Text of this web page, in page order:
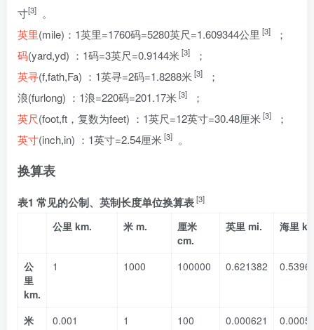
寸[3]
。
英里(mile)：1英里=1760码=5280英尺=1.609344公里 [3]
；
码(yard,yd) ：1码=3英尺=0.9144米[3]
；
英寻(f,fath,Fa) ：1英寻=2码=1.8288米[3]
；
浪(furlong) ：1浪=220码=201.17米[3]
；
英尺(foot,ft，复数为feet) ：1英尺=12英寸=30.48厘米[3]
；
英寸(inch,in) ：1英寸=2.54厘米[3] 。
换算表
表1 常见的公制、英制长度单位换算表[3]
公里 km. 米 m.
厘米
cm.
英里 mi. 海里 kt.
公
里
km.
1 1000 100000 0.621382
米
0.001 1 100 0.000621